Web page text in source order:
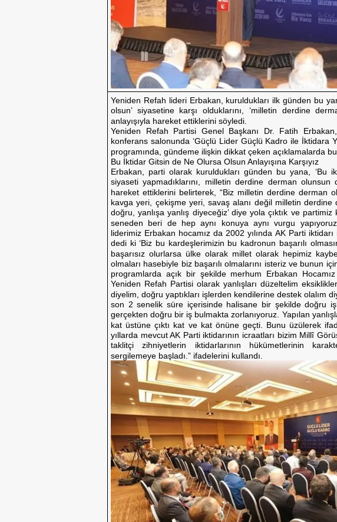
Yeniden Refah lideri Erbakan, kuruldukları ilk günden bu
olsun’ siyasetine karşı olduklarını, ‘milletin derdine
anlayışıyla hareket ettiklerini söyledi.
Yeniden Refah Partisi Genel Başkanı Dr. Fatih
konferans salonunda ‘Güçlü Lider Güçlü Kadro ile İktidara
programında, gündeme ilişkin dikkat çeken açıklamalarda
Bu İktidar Gitsin de Ne Olursa Olsun Anlayışına Karşıyız
Erbakan, parti olarak kuruldukları günden bu yana, ‘Bu
siyaseti yapmadıklarını, milletin derdine derman
hareket ettiklerini belirterek, “Biz milletin derdine derman
kavga yeri, çekişme yeri, savaş alanı değil milletin
doğru, yanlışa yanlış diyeceğiz’ diye yola çıktık ve
seneden beri de hep aynı konuya aynı vurgu
liderimiz Erbakan hocamız da 2002 yılında AK Parti
dedi ki ‘Biz bu kardeşlerimizin bu kadronun başarılı
başarısız olurlarsa ülke olarak millet olarak hepimiz
olmaları hasebiyle biz başarılı olmalarını isteriz ve bunun
programlarda açık bir şekilde merhum Erbakan
Yeniden Refah Partisi olarak yanlışları düzeltelim
diyelim, doğru yaptıkları işlerden kendilerine destek olalım
son 2 senelik süre içerisinde halisane bir şekilde doğru
gerçekten doğru bir iş bulmakta zorlanıyoruz. Yapılan
kat üstüne çıktı kat ve kat önüne geçti. Bunu üzülerek
yıllarda mevcut AK Parti iktidarının icraatları bizim Millî
taklitçi zihniyetlerin iktidarlarının hükümetlerinin
sergilemeye başladı.” ifadelerini kullandı.